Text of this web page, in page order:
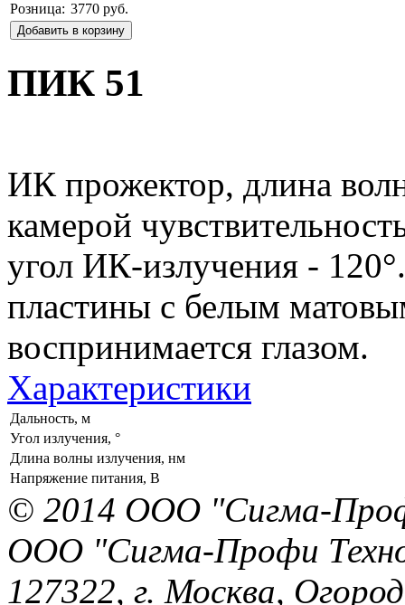
Розница: 3770 руб.
Добавить в корзину
ПИК 51
ИК прожектор, длина
камерой
угол ИК-излучения -
пластины с белым
воспринимается глазом.
Характеристики
Дальность, м
Угол излучения, °
Длина волны излучения, нм
Напряжение питания, В
© 2014 ООО "Сигма-
ООО "Сигма-Профи
127322, г. Москва,